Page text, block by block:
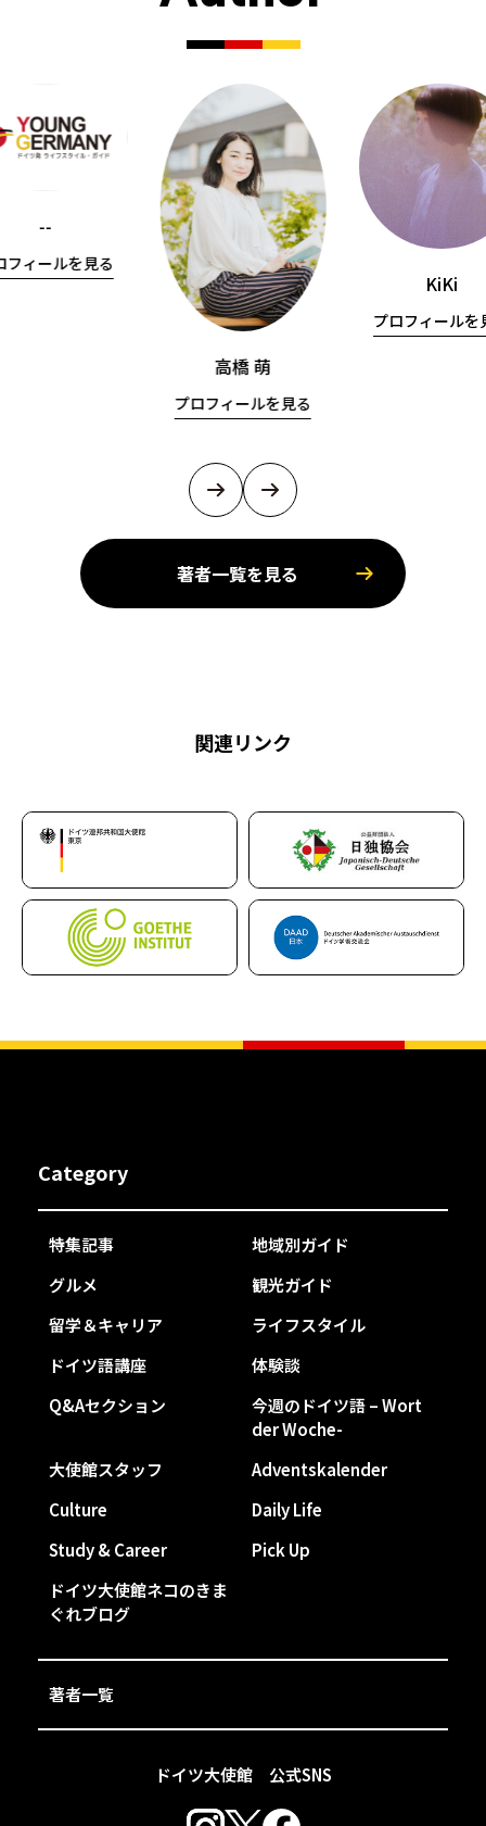
--
フィールを見る
高橋 萌
プロフィールを見る
KiKi
プロフィールを
著者一覧を見る
関連リンク
ドイツ大使館 公式SNS
Category
特集記事
地域別ガイド
グルメ
観光ガイド
留学＆キャリア
ライフスタイル
ドイツ語講座
体験談
Q&Aセクション
今週のドイツ語 – Wort
der Woche-
大使館スタッフ
Adventskalender
Culture
Daily Life
Study & Career
Pick Up
ドイツ大使館ネコのきま
ぐれブログ
著者一覧